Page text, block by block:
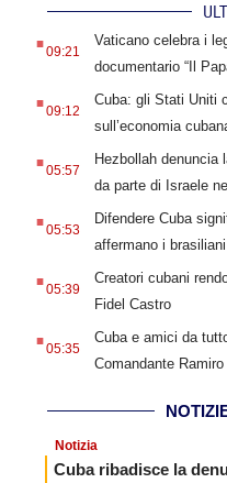
.09:21
Vaticano celebra i
documentario “Il
.09:12
Cuba: gli Stati Uniti
sull’economia
.05:57
Hezbollah
da parte di Israele
.05:53
Difendere Cuba
affermano i brasiliani
.05:39
Creatori cubani
Fidel Castro
.05:35
Cuba e amici da
Comandante Ramiro
Notizia
Cuba ribadisce la